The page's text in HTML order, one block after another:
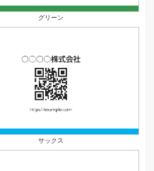
グリーン
サックス